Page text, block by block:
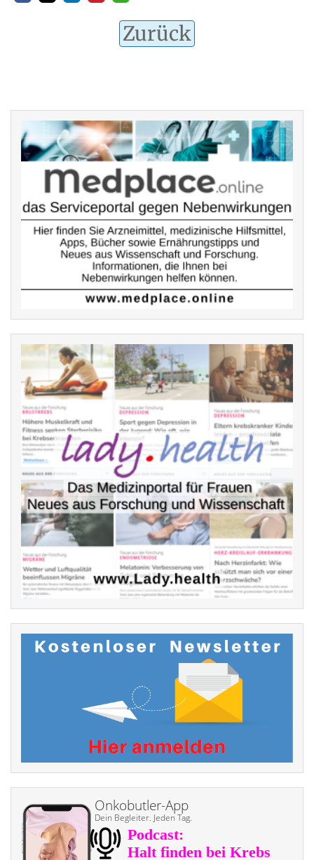
Zurück
Onkobutler-App
Dein Begleiter. Jeden Tag.